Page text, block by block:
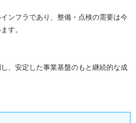
ンフラであり、整備・点検の需要は今
す。
、安定した事業基盤のもと継続的な成